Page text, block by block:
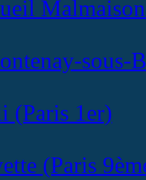
sous-
(Paris 1er)
(Paris